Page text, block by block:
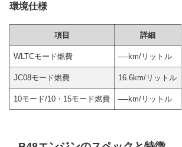
環境仕様
項目 詳細
WLTCモード燃費 —-km/リットル
JC08モード燃費 16.6km/リットル
10モード/10・15モード燃費 —-km/リットル